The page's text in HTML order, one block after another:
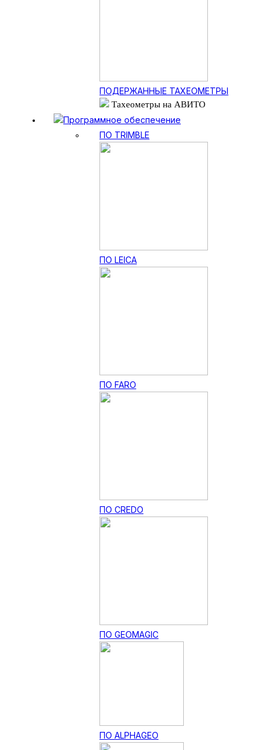
ПОДЕРЖАННЫЕ ТАХЕОМЕТРЫ
Тахеометры на АВИТО
Программное обеспечение
ПО TRIMBLE
ПО LEICA
ПО FARO
ПО CREDO
ПО GEOMAGIC
ПО ALPHAGEO